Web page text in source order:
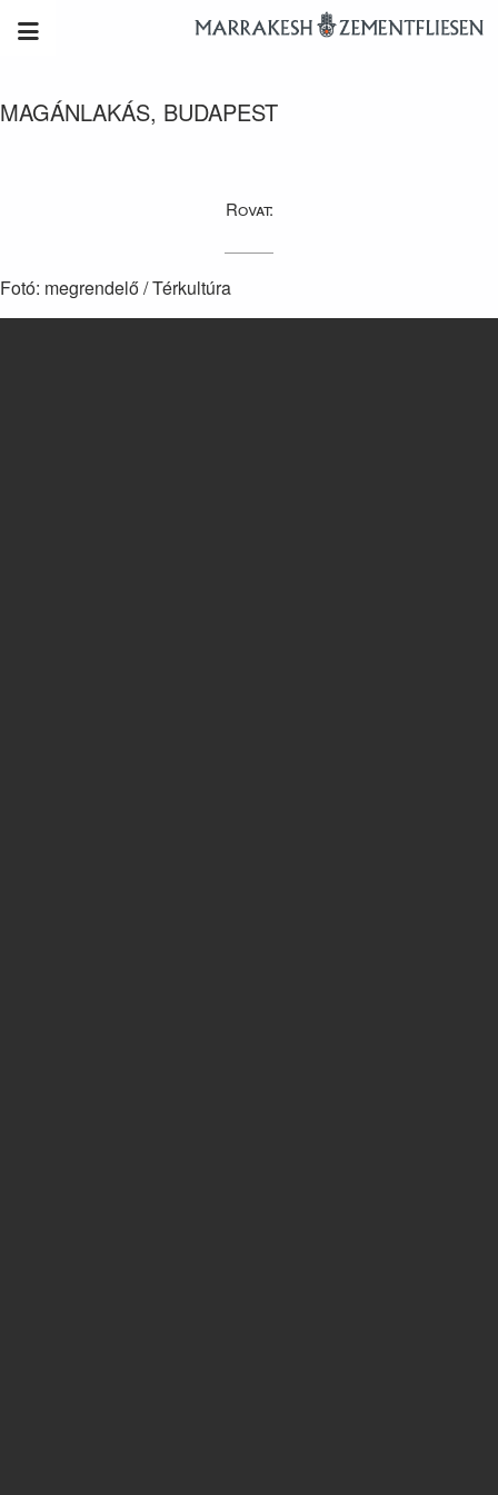
MAGÁNLAKÁS, BUDAPEST
Rovat:
Fotó: megrendelő / Térkultúra